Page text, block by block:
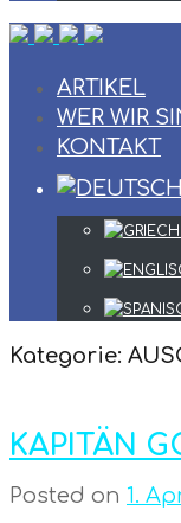
ARTIKEL
WER WIR
KONTAKT
Kategorie:
KAPITÄN
Posted on 1.